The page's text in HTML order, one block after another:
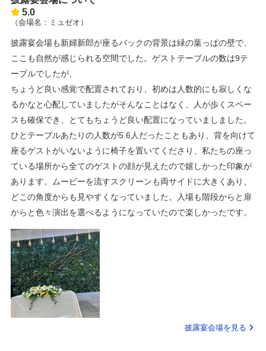
5.0
（会場名：ミュゼオ）
披露宴会場も新婦新郎が座るバックの背景は緑の葉っぱの壁で、
ここも自然が感じられる空間でした。ゲストテーブルの数は9テ
ーブルでしたが、
ちょうど良い感覚で配置されており、初めは人数的にも寂しくな
るかなと心配していましたがそんなことはなく、人が歩くスペー
スも確保でき、とてもちょうど良い配置になっていましました。
ひとテーブルあたりの人数が5.6人だったこともあり、背を向けて
座るゲストがいないように椅子を置いてくださり、私たちの座っ
ている場所から全てのゲストの顔が見えたので嬉しかった印象が
あります。ムービーを流すスクリーンも両サイドに大きくあり、
どこの角度からも見やすくなっていました。入場も階段からと扉
からと色々演出を選べるようになっていたので楽しかったです。
披露宴会場を見る